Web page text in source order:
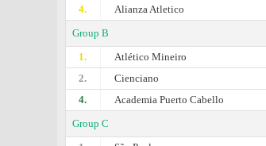
4.
Alianza Atletico
Group B
1.
Atlético Mineiro
2.
Cienciano
4.
Academia Puerto Cabello
Group C